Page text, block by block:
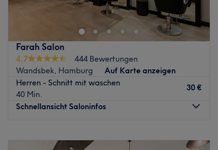
findest du im Friseursalon Top Hair in der Gurlittstraße 33
im Stadteil St. Georg in Hamburg. Inhaberin Chris
Dimitriadou und ihr Team an Friseur- und Beauty-
Experten beraten und betreuen ihre Kunden umfassend.
Jeden Tag versprühen die motivierten Mitarbeiter
Kreativität und bringen ausgefallene und innovative
Ideen mit in den Salon. Überzeug' dich einfach selbst mit
deinem Wunschtermin. Den bekommst du einfach und
bequem mit Treatwell!
Farah Salon
4,7
444 Bewertungen
Wandsbek, Hamburg
Auf Karte anzeigen
Herren - Schnitt mit waschen
40 Min.
30 €
Schnellansicht Saloninfos
18:00